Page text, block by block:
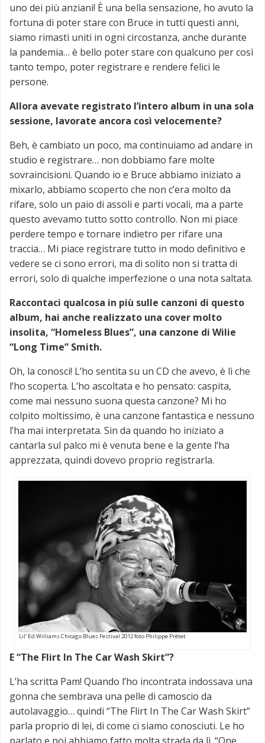
uno dei più anziani! È una bella sensazione, ho avuto la
fortuna di poter stare con Bruce in tutti questi anni,
siamo rimasti uniti in ogni circostanza, anche durante
la pandemia… è bello poter stare con qualcuno per così
tanto tempo, poter registrare e rendere felici le
persone.
Allora avevate registrato l’intero album in una sola
sessione, lavorate ancora così velocemente?
Beh, è cambiato un poco, ma continuiamo ad andare in
studio e registrare… non dobbiamo fare molte
sovraincisioni. Quando io e Bruce abbiamo iniziato a
mixarlo, abbiamo scoperto che non c’era molto da
rifare, solo un paio di assoli e parti vocali, ma a parte
questo avevamo tutto sotto controllo. Non mi piace
perdere tempo e tornare indietro per rifare una
traccia… Mi piace registrare tutto in modo definitivo e
vedere se ci sono errori, ma di solito non si tratta di
errori, solo di qualche imperfezione o una nota saltata.
Raccontaci qualcosa in più sulle canzoni di questo
album, hai anche realizzato una cover molto
insolita, “Homeless Blues”, una canzone di Wilie
“Long Time” Smith.
Oh, la conosci! L’ho sentita su un CD che avevo, è lì che
l’ho scoperta. L’ho ascoltata e ho pensato: caspita,
come mai nessuno suona questa canzone? Mi ho
colpito moltissimo, è una canzone fantastica e nessuno
l’ha mai interpretata. Sin da quando ho iniziato a
cantarla sul palco mi è venuta bene e la gente l’ha
apprezzata, quindi dovevo proprio registrarla.
Lil’ Ed Williams Chicago Blues Festival 2012 foto Philippe Prétet
E “The Flirt In The Car Wash Skirt”?
L’ha scritta Pam! Quando l’ho incontrata indossava una
gonna che sembrava una pelle di camoscio da
autolavaggio… quindi “The Flirt In The Car Wash Skirt”
parla proprio di lei, di come ci siamo conosciuti. Le ho